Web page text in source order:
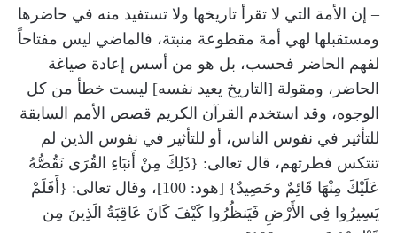
– إن الأمة التي لا تقرأ تاريخها ولا تستفيد منه في حاضرها
ومستقبلها لهي أمة مقطوعة منبتة، فالماضي ليس مفتاحاً
لفهم الحاضر فحسب، بل هو من أسس إعادة صياغة
الحاضر، ومقولة [التاريخ يعيد نفسه] ليست خطأ من كل
الوجوه، وقد استخدم القرآن الكريم قصص الأمم السابقة
للتأثير في نفوس الناس، أو للتأثير في نفوس الذين لم
تنتكس فطرتهم، قال تعالى: {ذَلِكَ مِنْ أَنبَاءِ القُرَى نَقُصُّهُ
عَلَيْكَ مِنْهَا قَائِمٌ وحَصِيدٌ} [هود: 100]، وقال تعالى: {أَفَلَمْ
يَسِيرُوا فِي الأَرْضِ فَيَنظُرُوا كَيْفَ كَانَ عَاقِبَةُ الَذِينَ مِن